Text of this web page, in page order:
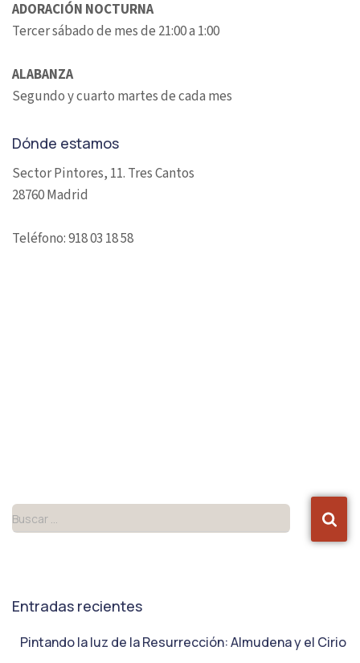
ADORACIÓN NOCTURNA
Tercer sábado de mes de 21:00 a 1:00
ALABANZA
Segundo y cuarto martes de cada mes
Dónde estamos
Sector Pintores, 11. Tres Cantos
28760 Madrid
Teléfono: 918 03 18 58
Buscar …
Entradas recientes
Pintando la luz de la Resurrección: Almudena y el Cirio